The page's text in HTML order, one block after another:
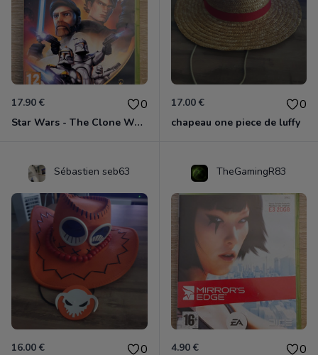
17.90 € 0
Star Wars - The Clone Wars - Les Héros De La République Xbox 360
17.00 € 0
chapeau one piece de luffy
Sébastien seb63
16.00 € 0
TheGamingR83
4.90 € 0